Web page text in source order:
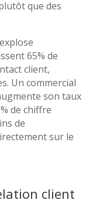
que des
65% de
client,
Un commercial
son taux
de chiffre
de
sur le
client